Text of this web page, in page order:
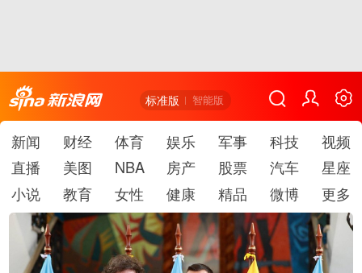
标准版 智能版
新闻 财经 体育 娱乐 军事 科技
视频
直播
美图 NBA 房产 股票 汽车
星座
小说
教育 女性 健康 精品 微博 更多